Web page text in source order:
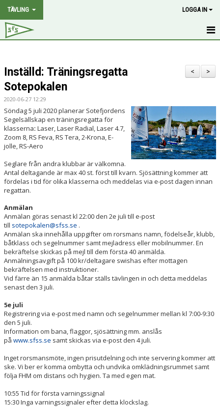
TÄVLING LOGGA IN
NYHETER
PROGRAM
2.4 MR RANK
SOTEPOKALEN
GRÖTÖ-CUP
SÖÖ-RACE
HUMMERRACET
ANNANDAGSRACET
DOKUMENT
>
<
Inställd: Träningsregatta
Sotepokalen
2020-06-27 12:29
Söndag 5 juli 2020 planerar Sotefjordens
Segelsällskap en träningsregatta för
klasserna: Laser, Laser Radial, Laser 4.7,
Zoom 8, RS Feva, RS Tera, 2-Krona, E-
jolle, RS-Aero
Seglare från andra klubbar är välkomna.
Antal deltagande är max 40 st. först till kvarn. Sjösättning kommer att
fördelas i tid för olika klasserna och meddelas via e-post dagen innan
regattan.
Anmälan
Anmälan göras senast kl 22:00 den 2e juli till e-post
till sotepokalen@sfss.se .
Anmälan ska innehålla uppgifter om rorsmans namn, födelseår, klubb,
båtklass och segelnummer samt mejladress eller mobilnummer. En
bekräftelse skickas på mejl till dem första 40 anmälda.
Anmälningsavgift på 100 kr/deltagare swishas efter mottagen
bekräftelsen med instruktioner.
Vid färre än 15 anmälda båtar ställs tävlingen in och detta meddelas
senast den 3 juli.
5e juli
Registrering via e-post med namn och segelnummer mellan kl 7:00-9:30
den 5 juli.
Information om bana, flaggor, sjösättning mm. anslås
på www.sfss.se samt skickas via e-post den 4 juli.
Inget rorsmansmöte, ingen prisutdelning och inte servering kommer att
ske. Vi ber er komma ombytta och undvika omklädningsrummet samt
följa FHM om distans och hygien. Ta med egen mat.
10:55 Tid för första varningssignal
15:30 Inga varningssignaler efter detta klockslag.